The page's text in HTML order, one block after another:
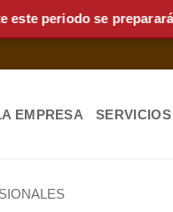
periodo se prepararán
EMPRESA SERVICIOS